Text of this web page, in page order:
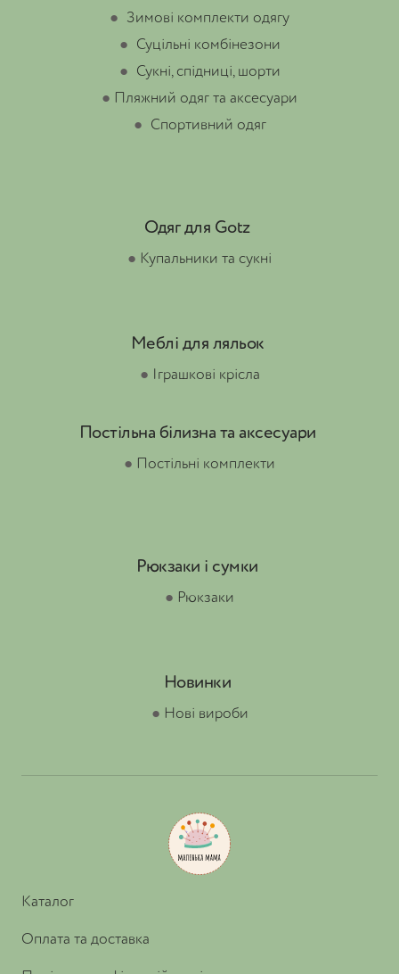
● Зимові комплекти одягу
● Суцільні комбінезони
● Сукні, спідниці, шорти
● Пляжний одяг та аксесуари
● Спортивний одяг
Одяг для Gotz
● Купальники та сукні
Меблі для ляльок
● Іграшкові крісла
Постільна білизна та аксесуари
● Постільні комплекти
Рюкзаки і сумки
● Рюкзаки
Новинки
● Нові вироби
Каталог
Оплата та доставка